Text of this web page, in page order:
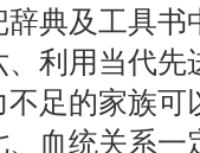
辞典及工具书
、利用当代先
不足的家族可
、血统关系一